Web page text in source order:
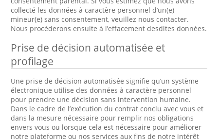
collecté les données à caractère personnel d’un(e)
mineur(e) sans consentement, veuillez nous contacter.
Nous procéderons ensuite à l’effacement desdites données.
Prise de décision automatisée et
profilage
Une prise de décision automatisée signifie qu’un système
électronique utilise des données à caractère personnel
pour prendre une décision sans intervention humaine.
Dans le cadre de l’exécution du contrat conclu avec vous et
dans la mesure nécessaire pour remplir nos obligations
envers vous ou lorsque cela est nécessaire pour améliorer
notre plateforme ou nos services aux fins de notre intérêt